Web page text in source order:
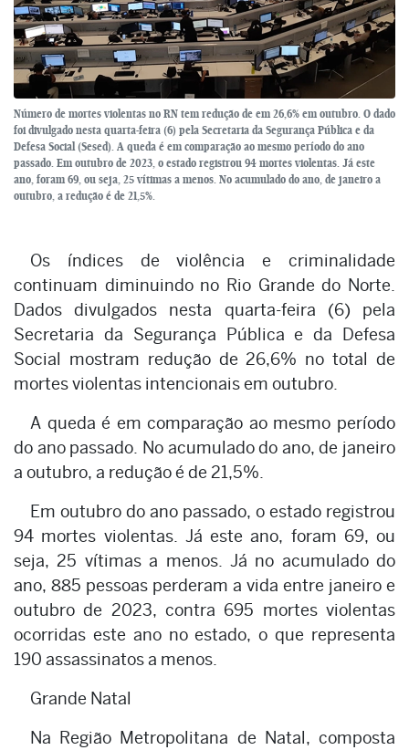
Número de mortes violentas no RN tem redução de em 26,6% em outubro. O dado
foi divulgado nesta quarta-feira (6) pela Secretaria da Segurança Pública e da
Defesa Social (Sesed). A queda é em comparação ao mesmo período do ano
passado. Em outubro de 2023, o estado registrou 94 mortes violentas. Já este
ano, foram 69, ou seja, 25 vítimas a menos. No acumulado do ano, de janeiro a
outubro, a redução é de 21,5%.
Os índices de violência e criminalidade
continuam diminuindo no Rio Grande do Norte.
Dados divulgados nesta quarta-feira (6) pela
Secretaria da Segurança Pública e da Defesa
Social mostram redução de 26,6% no total de
mortes violentas intencionais em outubro.
A queda é em comparação ao mesmo período
do ano passado. No acumulado do ano, de janeiro
a outubro, a redução é de 21,5%.
Em outubro do ano passado, o estado registrou
94 mortes violentas. Já este ano, foram 69, ou
seja, 25 vítimas a menos. Já no acumulado do
ano, 885 pessoas perderam a vida entre janeiro e
outubro de 2023, contra 695 mortes violentas
ocorridas este ano no estado, o que representa
190 assassinatos a menos.
Grande Natal
Na Região Metropolitana de Natal, composta